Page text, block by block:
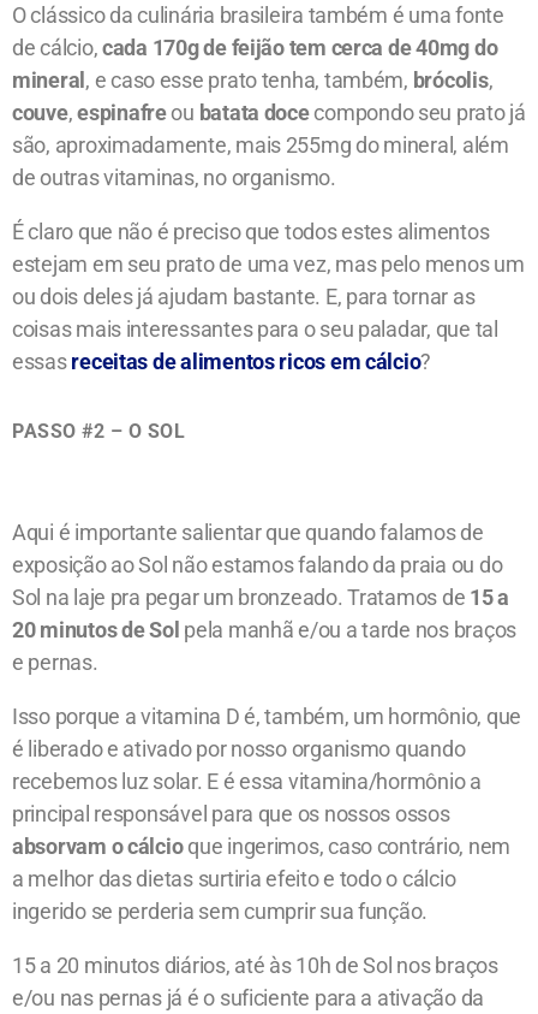
O clássico da culinária brasileira também é uma fonte
de cálcio,cada 170g de feijão tem cerca de 40mg do
mineral, e caso esse prato tenha, também, brócolis,
couve,espinafreou batata docecompondo seu prato já
são, aproximadamente, mais 255mg do mineral, além
de outras vitaminas, no organismo.
É claro que não é preciso que todos estes alimentos
estejam em seu prato de uma vez, mas pelo menos um
ou dois deles já ajudam bastante. E, para tornar as
coisas mais interessantes para o seu paladar, que tal
essasreceitas de alimentos ricos em cálcio?
PASSO #2 – O SOL
Aqui é importante salientar que quando falamos de
exposição ao Sol não estamos falando da praia ou do
Sol na laje pra pegar um bronzeado. Tratamos de 15 a
20 minutos de Sol pela manhã e/ou a tarde nos braços
e pernas.
Isso porque a vitamina D é, também, um hormônio, que
é liberado e ativado por nosso organismo quando
recebemos luz solar. E é essa vitamina/hormônio a
principal responsável para que os nossos ossos
absorvam o cálcioque ingerimos, caso contrário, nem
a melhor das dietas surtiria efeito e todo o cálcio
ingerido se perderia sem cumprir sua função.
15 a 20 minutos diários, até às 10h de Sol nos braços
e/ou nas pernas já é o suficiente para a ativação da